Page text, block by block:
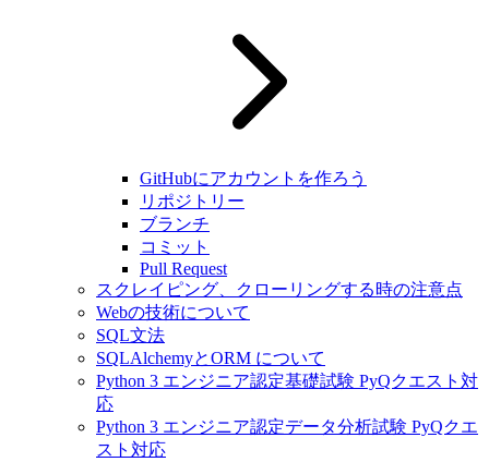
GitHubにアカウントを作ろう
リポジトリー
ブランチ
コミット
Pull Request
スクレイピング、クローリングする時の注意点
Webの技術について
SQL文法
SQLAlchemyとORM について
Python 3 エンジニア認定基礎試験 PyQクエスト対
応
Python 3 エンジニア認定データ分析試験 PyQクエ
スト対応